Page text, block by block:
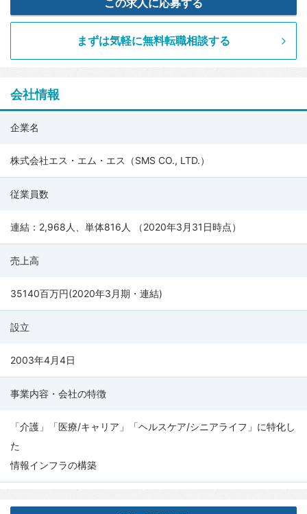
まずは気軽に無料転職相談する
会社情報
社
（SMS
CO.,
企業名
株式会社エス・エム・エス（SMS CO., LTD.）
従業員数
連結：2,968人、単体816人 （2020年3月31日時点）
売上高
35140百万円(2020年3月期・連結)
設立
2003年4月4日
事業内容・会社の特徴
「介護」「医療/キャリア」「ヘルスケア/シニアライフ」に特化し
た
情報インフラの構築